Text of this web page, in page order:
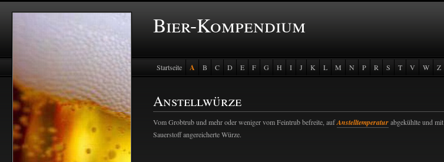
Bier-Kompendium
Startseite A B C D E F G H I J K L M N P R S T V W Z
Anstellwürze
Vom Grobtrub und mehr oder weniger vom Feintrub befreite, aufAnstelltemperaturabgekühlte und mit
Sauerstoff angereicherte Würze.